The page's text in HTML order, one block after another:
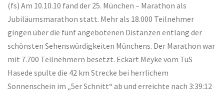
(fs) Am 10.10.10 fand der 25. München – Marathon als
Jubiläumsmarathon statt. Mehr als 18.000 Teilnehmer
gingen über die fünf angebotenen Distanzen entlang der
schönsten Sehenswürdigkeiten Münchens. Der Marathon war
mit 7.700 Teilnehmern besetzt. Eckart Meyke vom TuS
Hasede spulte die 42 km Strecke bei herrlichem
Sonnenschein im „5er Schnitt“ ab und erreichte nach 3:39:12